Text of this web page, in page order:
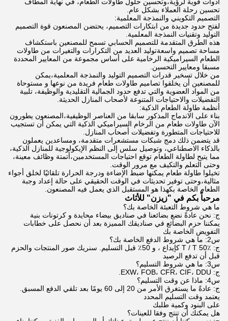
تحسين رحلة العملاء بشكل عام.
التصميم التكويني والنمذجة المعلمية:
لفتح حدود جديدة من ابتكارات التصميم، يحتضن المصنعون قوة التصميم
التوليد وتقنيات النمذجة المعلمية.
هذه الطرق المتقدمة للتصميم الحسابي تسمح للمصنعين باستكشاف
مساحة تصميم واسعةتوليد العديد من التكرارات والتغيرات من طاولات
الطعام السيراميكية الرخامية على أساس مجموعة من المعايير المحددة
مسبقا ومعايير التحسين.
من خلال تسخير قدرات التصميم التوليد والنمذجة المعلمية،يمكن
للمصنعين أن يخلقوا تصاميم طاولات طعام فريدة من نوعها و مستوحاة
من المواد العضوية والتي تدفع حدود الجمالية التقليدية والوظيفة، تلبية
التفضيلات والاحتياجات المتنوعة لأصحاب المنازل الحديثة.
أنظمة طاولة الطعام الذكية:
بناء على الاندماج المذكور سابقا من العناصر الوظيفية،المصنعون يطورون
الآن طاولات طعام من الرخام السيراميكي الذكية التي يمكن أن تستجيب
للاحتياجات المتطورة وتفضيلات أصحاب المنازل.
قد يتضمن ذلك دمج شبكات مستشعرات متقدمة، ومساعدين يعملون
بالذكاء الاصطناعي، وتوصيل سلس إلى النظم الإيكولوجية للمنازل الذكية،
مما يتيح لطاولة الطعام توقع احتياجات المستخدمين،أتمتة وظائف معينة،
وحتى التعلم والتكيف مع مرور الوقت.
تخيلوا طاولة طعام يمكنها ضبط الإضاءة ودرجة الحرارة تلقائيًا لخلق أجواء
مثالية،وحتى توفير تحديثات في الوقت الحقيقي على حالة إعداد وجبة
الطعام الخاصة بكهذا هو المستقبل الذي يعمل فيه المصنعون.
مرحباً بكم في "زيزن" للأثاث
ما هي شروط التعبئة الخاصة بك؟
ج: نحن عادةً نضع بضائعنا في صناديق بيضاء محايدة و كرتونات بنية
يمكننا حزم البضائع في صناديقك المميزة بعد أن نحصل على خطابات
التفويض الخاصة بك
س2: ما هي شروط الدفع الخاصة بك؟
ج: T / T 50٪ كإيداع ، و 50٪ قبل التسليم. سنريك صور المنتجات والحزم
قبل أن تدفع الرصيد
س3: ما هي شروط التسليم؟
ج: EXW، FOB، CFR، CIF، DDU.
س4: ماذا عن وقت التسليم؟
ج: عادةً ما يستغرق الأمر من 20 إلى 60 يومًا بعد تلقي الدفع المسبق.
يعتمد وقت التسليم المحدد
على البنود وكمية طلبك
هل يمكنك أن تنتج وفقا للعينات؟